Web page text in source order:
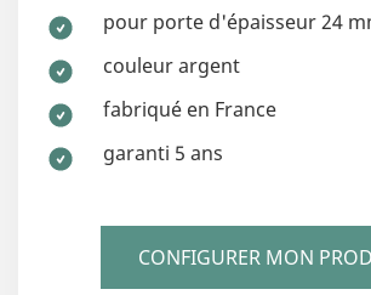
pour porte d'épaisseur 24
couleur argent
fabriqué en France
garanti 5 ans
CONFIGURER MON